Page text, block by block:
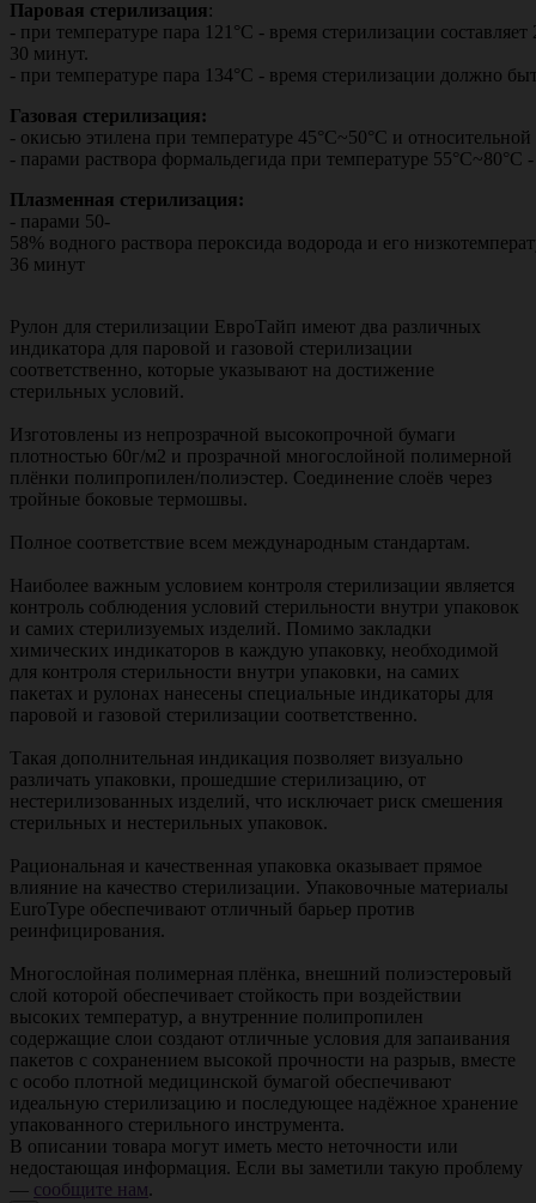
Паровая стерилизация:
- при температуре пара 121°С - время стерилизации составляет
30 минут.
- при температуре пара 134°С - время стерилизации должно
Газовая стерилизация:
- окисью этилена при температуре 45°С~50°С и
- парами раствора формальдегида при температуре 55°С~80°С
Плазменная стерилизация:
- парами 50-
58% водного раствора пероксида водорода и его
36 минут
Рулон для стерилизации ЕвроТайп имеют два различных
индикатора для паровой и газовой стерилизации
соответственно, которые указывают на достижение
стерильных условий.
Изготовлены из непрозрачной высокопрочной бумаги
плотностью 60г/м2 и прозрачной многослойной полимерной
плёнки полипропилен/полиэстер. Соединение слоёв через
тройные боковые термошвы.
Полное соответствие всем международным стандартам.
Наиболее важным условием контроля стерилизации является
контроль соблюдения условий стерильности внутри упаковок
и самих стерилизуемых изделий. Помимо закладки
химических индикаторов в каждую упаковку, необходимой
для контроля стерильности внутри упаковки, на самих
пакетах и рулонах нанесены специальные индикаторы для
паровой и газовой стерилизации соответственно.
Такая дополнительная индикация позволяет визуально
различать упаковки, прошедшие стерилизацию, от
нестерилизованных изделий, что исключает риск смешения
стерильных и нестерильных упаковок.
Рациональная и качественная упаковка оказывает прямое
влияние на качество стерилизации. Упаковочные материалы
EuroType обеспечивают отличный барьер против
реинфицирования.
Многослойная полимерная плёнка, внешний полиэстеровый
слой которой обеспечивает стойкость при воздействии
высоких температур, а внутренние полипропилен
содержащие слои создают отличные условия для запаивания
пакетов с сохранением высокой прочности на разрыв, вместе
с особо плотной медицинской бумагой обеспечивают
идеальную стерилизацию и последующее надёжное хранение
упакованного стерильного инструмента.
В описании товара могут иметь место неточности или
недостающая информация. Если вы заметили такую проблему
— сообщите нам.